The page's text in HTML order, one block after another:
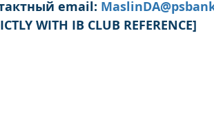
email:
WITH IB CLUB REFERENCE]